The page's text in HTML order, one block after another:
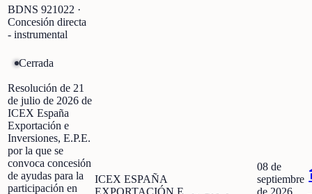
BDNS 921022 ·
Concesión directa
- instrumental
Cerrada
Resolución de 21
de julio de 2026 de
ICEX España
Exportación e
Inversiones, E.P.E.
por la que se
convoca concesión
de ayudas para la
participación en
ICEX ESPAÑA
08 de
septiembre